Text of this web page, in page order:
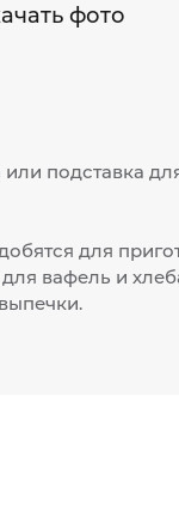
фото
подставка
для
вафель и